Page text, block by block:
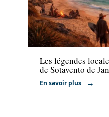
Activités
Les légendes
de Sotavento de
En savoir plus